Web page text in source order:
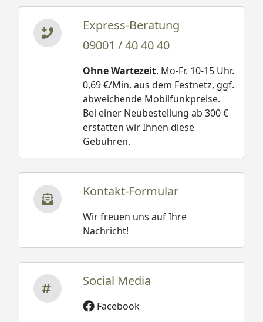
Express-Beratung
09001 / 40 40 40
Ohne Wartezeit. Mo-Fr. 10-15 Uhr.
0,69 €/Min. aus dem Festnetz, ggf.
abweichende Mobilfunkpreise.
Bei einer Neubestellung ab 300 €
erstatten wir Ihnen diese
Gebühren.
Kontakt-Formular
Wir freuen uns auf Ihre
Nachricht!
Social Media
Facebook